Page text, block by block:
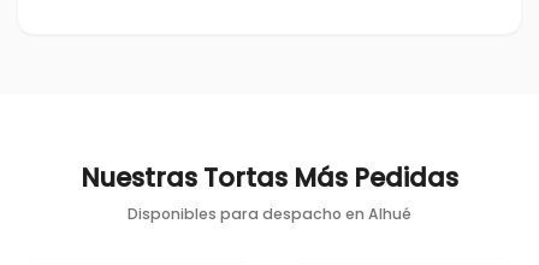
Nuestras Tortas Más Pedidas
Disponibles para despacho en Alhué